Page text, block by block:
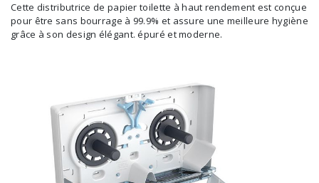
Bouteilles et vaporisateurs
Chariots et manutention
Distributrices et supports
Grattoirs, moutons et racloirs pour vitres/planchers
Guenilles et éponges
Cette distributrice de papier toilette à haut rendement est conçue
pour être sans bourrage à 99.9% et assure une meilleure hygiène
grâce à son design élégant. épuré et moderne.